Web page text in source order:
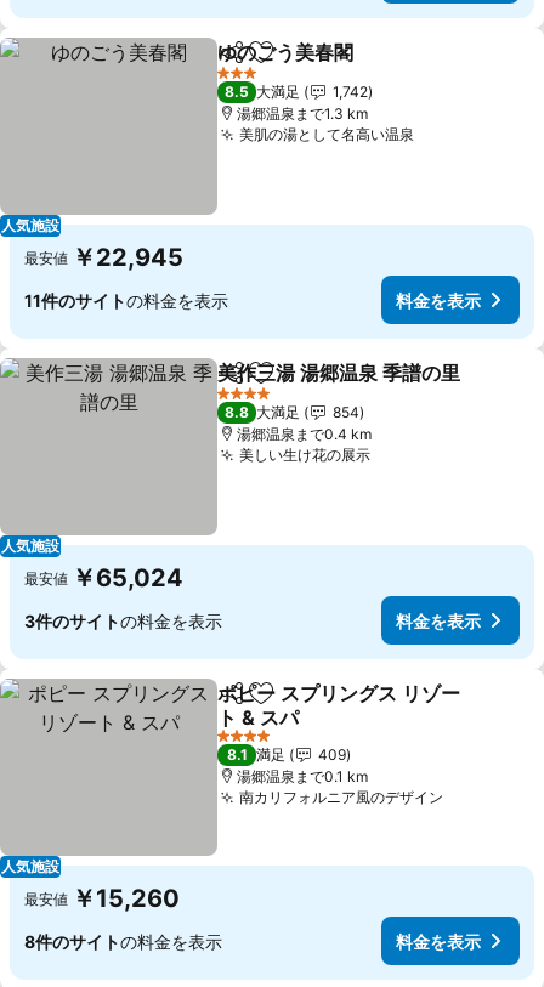
人気施設
シェアお気に入りに追加
ゆのごう美春閣
3 ホテルのランク
8.5 大満足
1,742
湯郷温泉まで1.3 km
美肌の湯として名高い温泉
最安値 ￥22,945
11件のサイトの料金を表示 料金を表示
人気施設
シェアお気に入りに追加
美作三湯 湯郷温泉 季譜の里
4 ホテルのランク
8.8 大満足
854
湯郷温泉まで0.4 km
美しい生け花の展示
最安値 ￥65,024
3件のサイトの料金を表示 料金を表示
人気施設
シェアお気に入りに追加
ポピー スプリングス リゾー
ト & スパ
4 ホテルのランク
8.1 満足
409
湯郷温泉まで0.1 km
南カリフォルニア風のデザイン
最安値 ￥15,260
8件のサイトの料金を表示 料金を表示